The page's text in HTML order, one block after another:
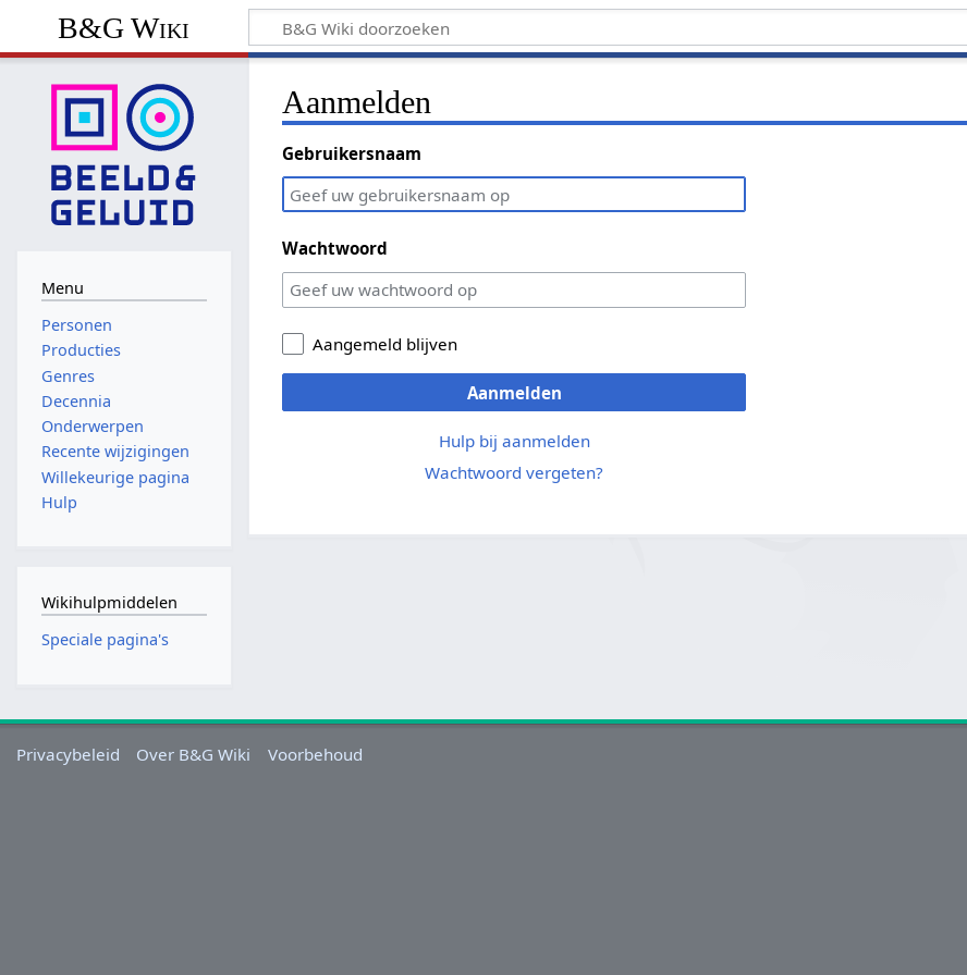
B&G Wiki
Aanmelden
Gebruikersnaam
Wachtwoord
Aangemeld blijven
Aanmelden
Hulp bij aanmelden
Wachtwoord vergeten?
Menu
Personen
Producties
Genres
Decennia
Onderwerpen
Recente wijzigingen
Willekeurige pagina
Hulp
Wikihulpmiddelen
Speciale pagina's
Privacybeleid Over B&G Wiki Voorbehoud